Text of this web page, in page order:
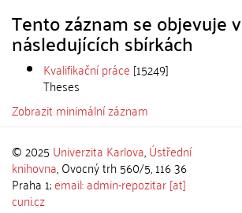
Tento záznam se objevuje v
následujících sbírkách
Kvalifikační práce [15249]
Theses
Zobrazit minimální záznam
© 2025 Univerzita Karlova,Ústřední
knihovna, Ovocný trh 560/5, 116 36
Praha 1;email: admin-repozitar [at]
cuni.cz